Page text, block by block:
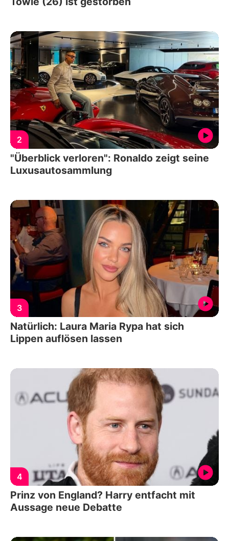
2
"Überblick verloren": Ronaldo zeigt seine
Luxusautosammlung
3
Natürlich: Laura Maria Rypa hat sich
Lippen auflösen lassen
4
Prinz von England? Harry entfacht mit
Aussage neue Debatte